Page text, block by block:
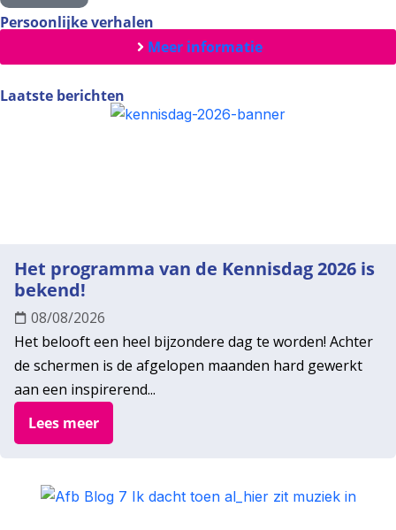
Persoonlijke verhalen
Meer informatie
Laatste berichten
Het programma van de Kennisdag 2026 is
bekend!
08/08/2026
Het belooft een heel bijzondere dag te worden! Achter
de schermen is de afgelopen maanden hard gewerkt
aan een inspirerend...
Lees meer